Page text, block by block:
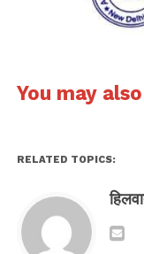
You may
RELATED TOPICS: